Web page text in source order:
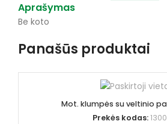
Aprašymas
Be koto
Panašūs produktai
Mot. klumpės su veltinio
Prekės kodas: